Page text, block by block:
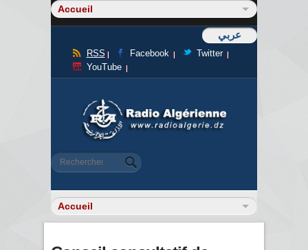
عربي
RSS Facebook
Twitter
YouTube
Formulaire de recherche
Rechercher